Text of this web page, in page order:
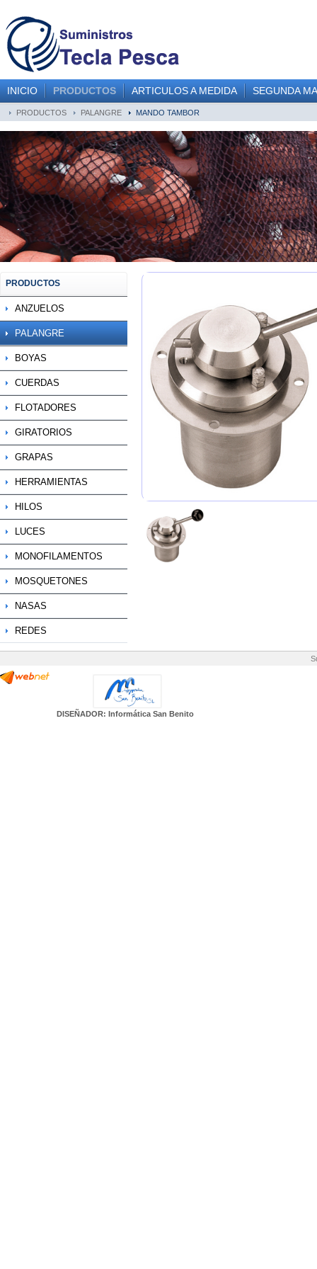
INICIO PRODUCTOS ARTICULOS A MEDIDA SEGUNDA
PRODUCTOS PALANGRE MANDO TAMBOR
PRODUCTOS
ANZUELOS
PALANGRE
BOYAS
CUERDAS
FLOTADORES
GIRATORIOS
GRAPAS
HERRAMIENTAS
HILOS
LUCES
MONOFILAMENTOS
MOSQUETONES
NASAS
REDES
DISEÑADOR: Informática San Benito